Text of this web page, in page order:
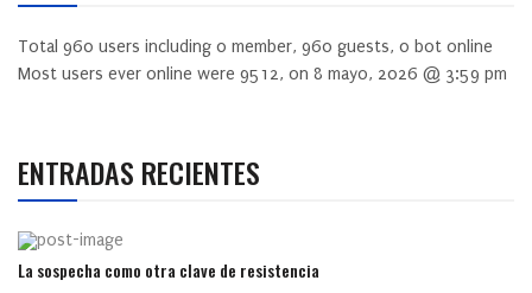
Total 960 users including 0 member, 960 guests, 0 bot online
Most users ever online were 9512, on 8 mayo, 2026 @ 3:59 pm
ENTRADAS RECIENTES
La sospecha como otra clave de resistencia